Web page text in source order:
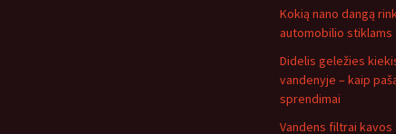
Kokią nano dangą
automobilio stiklams
Didelis geležies
vandenyje – kaip
sprendimai
Vandens filtrai kavos